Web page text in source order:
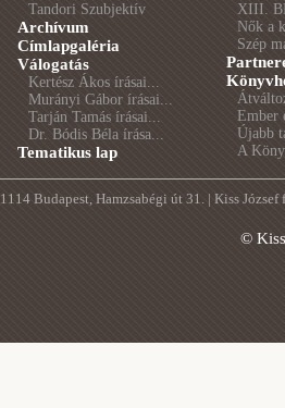
Tandori Szubjektív
Archívum
Címlapgaléria
Válogatás
Kertész Ákos írásai...
Murányi Gábor írásai...
Tarján Tamás írásai...
Dr. Bódis Béla írása...
Tematikus lap
XIII.
Nők a
Szép
Ember
Újabb
A
1114 Budapest, Hamzsabégi út 31. | Kiss
©